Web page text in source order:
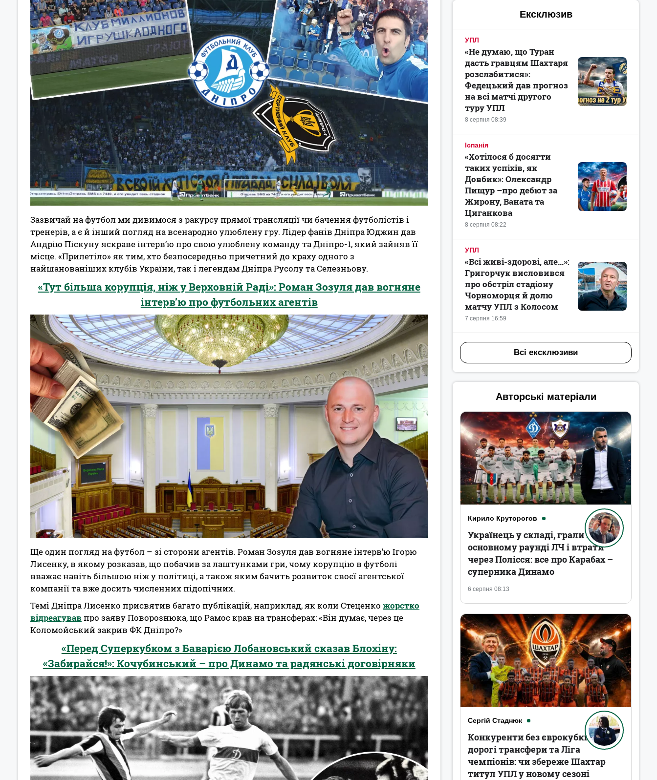
Зазвичай на футбол ми дивимося з ракурсу прямої трансляції чи бачення футболістів і
тренерів, а є й інший погляд на всенародно улюблену гру. Лідер фанів Дніпра Юджин дав
Андрію Піскуну яскраве інтерв’ю про свою улюблену команду та Дніпро-1, який зайняв її
місце. «Прилетіло» як тим, хто безпосередньо причетний до краху одного з
найшанованіших клубів України, так і легендам Дніпра Русолу та Селезньову.
«Тут більша корупція, ніж у Верховній Раді»: Роман Зозуля дав вогняне
інтерв’ю про футбольних агентів
Ще один погляд на футбол – зі сторони агентів. Роман Зозуля дав вогняне інтерв’ю Ігорю
Лисенку, в якому розказав, що побачив за лаштунками гри, чому корупцію в футболі
вважає навіть більшою ніж у політиці, а також яким бачить розвиток своєї агентської
компанії та вже досить численних підопічних.
Темі Дніпра Лисенко присвятив багато публікацій, наприклад, як коли Стеценко жорстко
відреагував про заяву Поворознюка, що Рамос крав на трансферах: «Він думає, через це
Коломойський закрив ФК Дніпро?»
«Перед Суперкубком з Баварією Лобановський сказав Блохіну:
«Забирайся!»: Кочубинський – про Динамо та радянські договірняки
Ексклюзив
УПЛ
8 серпня 08:39
«Не думаю, що Туран
дасть гравцям Шахтаря
розслабитися»:
Федецький дав прогноз
на всі матчі другого
туру УПЛ
Іспанія
8 серпня 08:22
«Хотілося б досягти
таких успіхів, як
Довбик»: Олександр
Пищур –про дебют за
Жирону, Ваната та
Циганкова
УПЛ
7 серпня 16:59
«Всі живі-здорові, але...»:
Григорчук висловився
про обстріл стадіону
Чорноморця й долю
матчу УПЛ з Колосом
Всі ексклюзиви
Авторські матеріали
Кирило Круторогов
6 серпня 08:13
Українець у складі, грали в
основному раунді ЛЧ і втрати
через Полісся: все про Карабах –
суперника Динамо
Сергій Стаднюк
Конкуренти без єврокубків,
дорогі трансфери та Ліга
чемпіонів: чи збереже Шахтар
титул УПЛ у новому сезоні